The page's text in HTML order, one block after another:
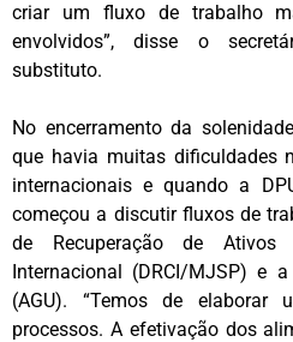
criar um fluxo de trabalho
envolvidos”, disse o
substituto.
No encerramento da
que havia muitas dificuldades
internacionais e quando a
começou a discutir fluxos de
de Recuperação de Ativos
Internacional (DRCI/MJSP) e
(AGU). “Temos de
processos. A efetivação dos